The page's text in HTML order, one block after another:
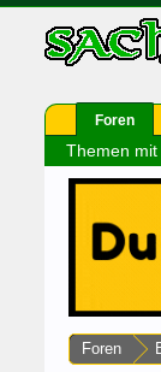
Foren
Foren
Themen